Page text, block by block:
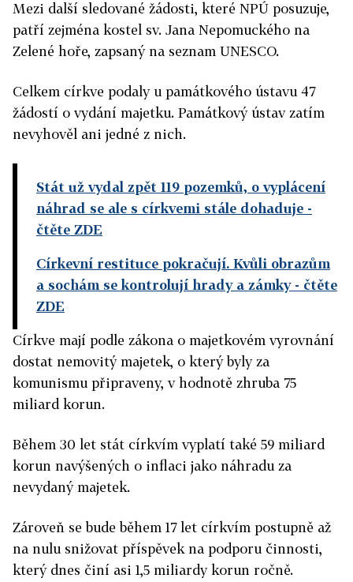
Mezi další sledované žádosti, které NPÚ posuzuje,
patří zejména kostel sv. Jana Nepomuckého na
Zelené hoře, zapsaný na seznam UNESCO.
Celkem církve podaly u památkového ústavu 47
žádostí o vydání majetku. Památkový ústav zatím
nevyhověl ani jedné z nich.
Stát už vydal zpět 119 pozemků, o vyplácení
náhrad se ale s církvemi stále dohaduje -
čtěte ZDE
Církevní restituce pokračují. Kvůli obrazům
a sochám se kontrolují hrady a zámky- čtěte
ZDE
Církve mají podle zákona o majetkovém vyrovnání
dostat nemovitý majetek, o který byly za
komunismu připraveny, v hodnotě zhruba 75
miliard korun.
Během 30 let stát církvím vyplatí také 59 miliard
korun navýšených o inflaci jako náhradu za
nevydaný majetek.
Zároveň se bude během 17 let církvím postupně až
na nulu snižovat příspěvek na podporu činnosti,
který dnes činí asi 1,5 miliardy korun ročně.